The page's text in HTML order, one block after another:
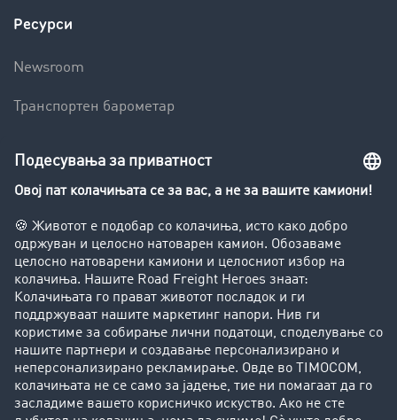
Ресурси
Newsroom
Транспортен барометар
Увид во транспортната берза
Забрани за возење на камиони
Фирма
Преку клиенти до нови клиенти
Успешни приказни
Поддршка